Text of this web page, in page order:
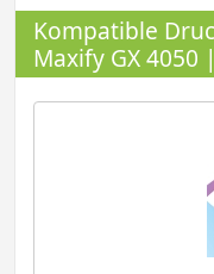
Kompatible
Maxify GX